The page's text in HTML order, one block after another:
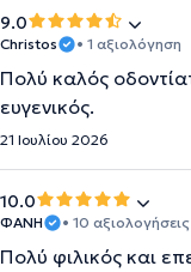
9.0
Christos • 1 αξιολόγηση
Πολύ καλός
ευγενικός.
21 Ιουλίου 2026
10.0
ΦΑΝΗ • 10 αξιολογήσεις
Πολύ φιλικός και